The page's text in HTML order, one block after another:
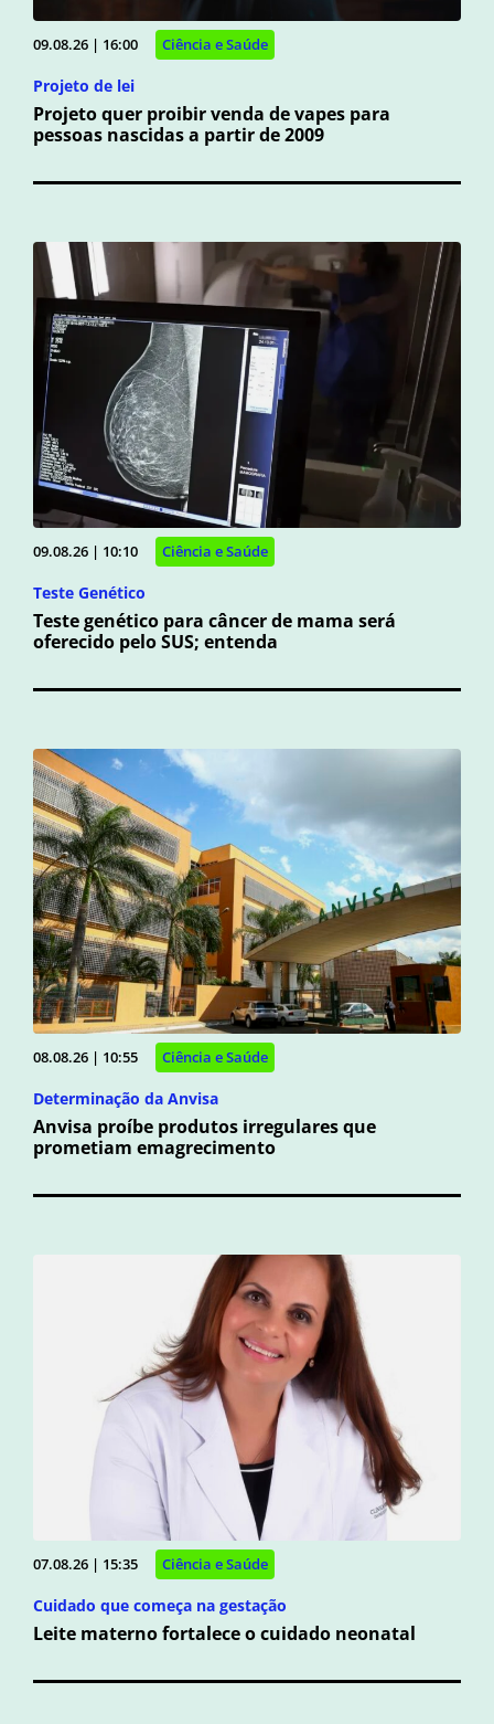
09.08.26 | 16:00 Ciência e Saúde
Projeto de lei
Projeto quer proibir venda de vapes para
pessoas nascidas a partir de 2009
09.08.26 | 10:10 Ciência e Saúde
Teste Genético
Teste genético para câncer de mama será
oferecido pelo SUS; entenda
08.08.26 | 10:55 Ciência e Saúde
Determinação da Anvisa
Anvisa proíbe produtos irregulares que
prometiam emagrecimento
07.08.26 | 15:35 Ciência e Saúde
Cuidado que começa na gestação
Leite materno fortalece o cuidado neonatal